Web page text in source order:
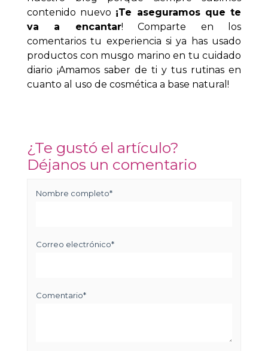
contenido nuevo ¡Te aseguramos que te
va a encantar! Comparte en los
comentarios tu experiencia si ya has usado
productos con musgo marino en tu cuidado
diario ¡Amamos saber de ti y tus rutinas en
cuanto al uso de cosmética a base natural!
¿Te gustó el artículo?
Déjanos un comentario
Nombre completo*
Correo electrónico*
Comentario*